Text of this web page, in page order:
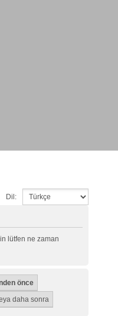
Dil:
lütfen ne zaman